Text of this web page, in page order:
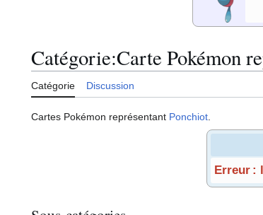
Catégorie:Carte Pokémon
Catégorie Discussion
Cartes Pokémon représentant Ponchiot
Erreur :